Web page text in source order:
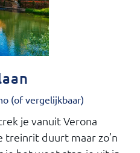
(of vergelijkbaar)
je vanuit Verona
treinrit duurt maar zo’n